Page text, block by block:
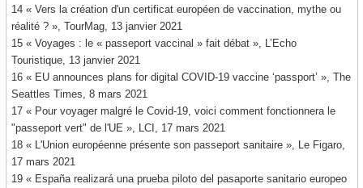
14 « Vers la création d'un certificat européen de vaccination, mythe ou
réalité ? », TourMag, 13 janvier 2021
15 « Voyages : le « passeport vaccinal » fait débat », L’Echo
Touristique, 13 janvier 2021
16 « EU announces plans for digital COVID-19 vaccine ‘passport’ », The
Seattles Times, 8 mars 2021
17 « Pour voyager malgré le Covid-19, voici comment fonctionnera le
"passeport vert" de l'UE », LCI, 17 mars 2021
18 « L'Union européenne présente son passeport sanitaire », Le Figaro,
17 mars 2021
19 « España realizará una prueba piloto del pasaporte sanitario europeo